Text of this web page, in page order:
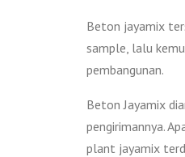
Beton jayamix
sample, lalu
pembangunan.
Beton Jayamix
pengirimannya.
plant jayamix